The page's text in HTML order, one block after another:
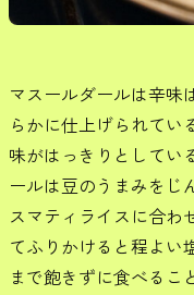
マスールダールは辛味
らかに仕上げられてい
味がはっきりとしてい
ールは豆のうまみをじ
スマティライスに合わ
てふりかけると程よい
まで飽きずに食べるこ